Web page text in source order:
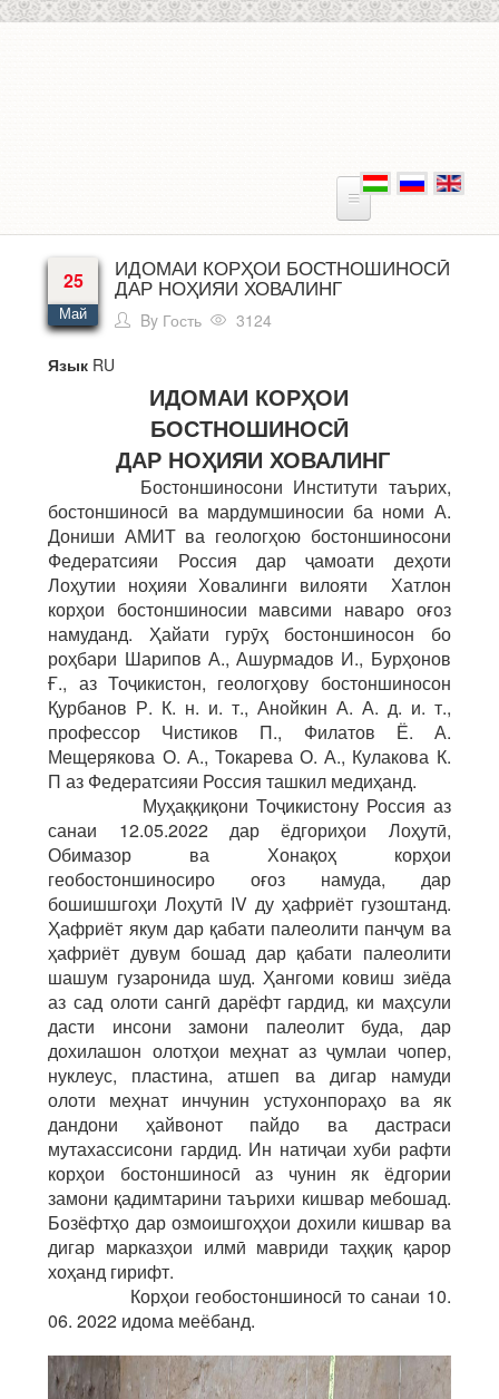
25
Май
ИДОМАИ КОРҲОИ БОСТНОШИНОСӢ
ДАР НОҲИЯИ ХОВАЛИНГ
By Гость
3124
Язык RU
ИДОМАИ КОРҲОИ
БОСТНОШИНОСӢ
ДАР НОҲИЯИ ХОВАЛИНГ
Бостоншиносони Институти таърих,
бостоншиносӣ ва мардумшиносии ба номи А.
Дониши АМИТ ва геологҳою бостоншиносони
Федератсияи Россия дар ҷамоати деҳоти
Лоҳутии ноҳияи Ховалинги вилояти Хатлон
корҳои бостоншиносии мавсими наваро оғоз
намуданд. Ҳайати гурӯҳ бостоншиносон бо
роҳбари Шарипов А., Ашурмадов И., Бурҳонов
Ғ., аз Тоҷикистон, геологҳову бостоншиносон
Қурбанов Р. К. н. и. т., Анойкин А. А. д. и. т.,
профессор Чистиков П., Филатов Ё. А.
Мещерякова О. А., Токарева О. А., Кулакова К.
П аз Федератсияи Россия ташкил медиҳанд.
Муҳаққиқони Тоҷикистону Россия аз
санаи 12.05.2022 дар ёдгориҳои Лоҳутӣ,
Обимазор ва Хонақоҳ корҳои
геобостоншиносиро оғоз намуда, дар
бошишшгоҳи Лоҳутӣ IV ду ҳафриёт гузоштанд.
Ҳафриёт якум дар қабати палеолити панҷум ва
ҳафриёт дувум бошад дар қабати палеолити
шашум гузаронида шуд. Ҳангоми ковиш зиёда
аз сад олоти сангӣ дарёфт гардид, ки маҳсули
дасти инсони замони палеолит буда, дар
дохилашон олотҳои меҳнат аз ҷумлаи чопер,
нуклеус, пластина, атшеп ва дигар намуди
олоти меҳнат инчунин устухонпораҳо ва як
дандони ҳайвонот пайдо ва дастраси
мутахассисони гардид. Ин натиҷаи хуби рафти
корҳои бостоншиносӣ аз чунин як ёдгории
замони қадимтарини таърихи кишвар мебошад.
Бозёфтҳо дар озмоишгоҳҳои дохили кишвар ва
дигар марказҳои илмӣ мавриди таҳқиқ қарор
хоҳанд гирифт.
Корҳои геобостоншиносӣ то санаи 10.
06. 2022 идома меёбанд.